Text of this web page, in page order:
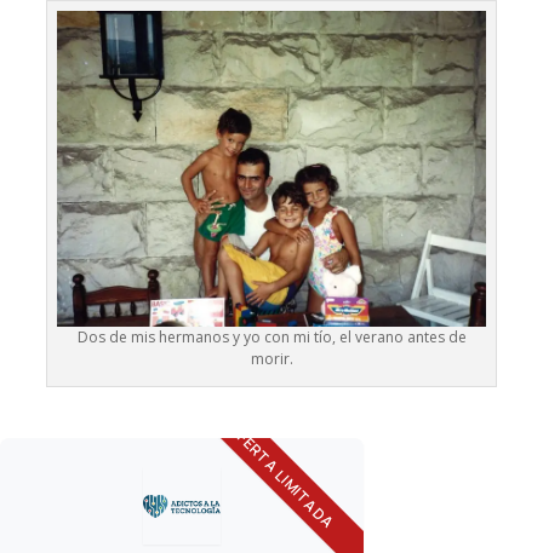
Dos de mis hermanos y yo con mi tío, el verano antes de
morir.
OFERTA LIMITADA